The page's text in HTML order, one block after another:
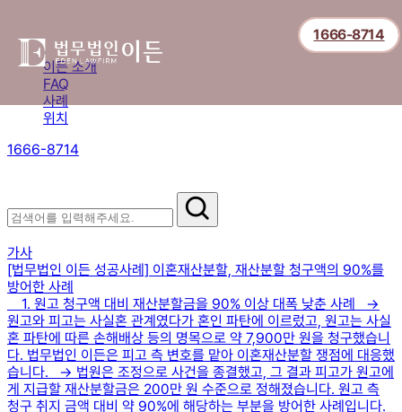
이든 소개
FAQ
사례
위치
1666-8714
1666-8714
가사
[법무법인 이든 성공사례] 이혼재산분할, 재산분할 청구액의 90%를
방어한 사례
1. 원고 청구액 대비 재산분할금을 90% 이상 대폭 낮춘 사례 →
원고와 피고는 사실혼 관계였다가 혼인 파탄에 이르렀고, 원고는 사실
혼 파탄에 따른 손해배상 등의 명목으로 약 7,900만 원을 청구했습니
다. 법무법인 이든은 피고 측 변호를 맡아 이혼재산분할 쟁점에 대응했
습니다. → 법원은 조정으로 사건을 종결했고, 그 결과 피고가 원고에
게 지급할 재산분할금은 200만 원 수준으로 정해졌습니다. 원고 측
청구 취지 금액 대비 약 90%에 해당하는 부분을 방어한 사례입니다.